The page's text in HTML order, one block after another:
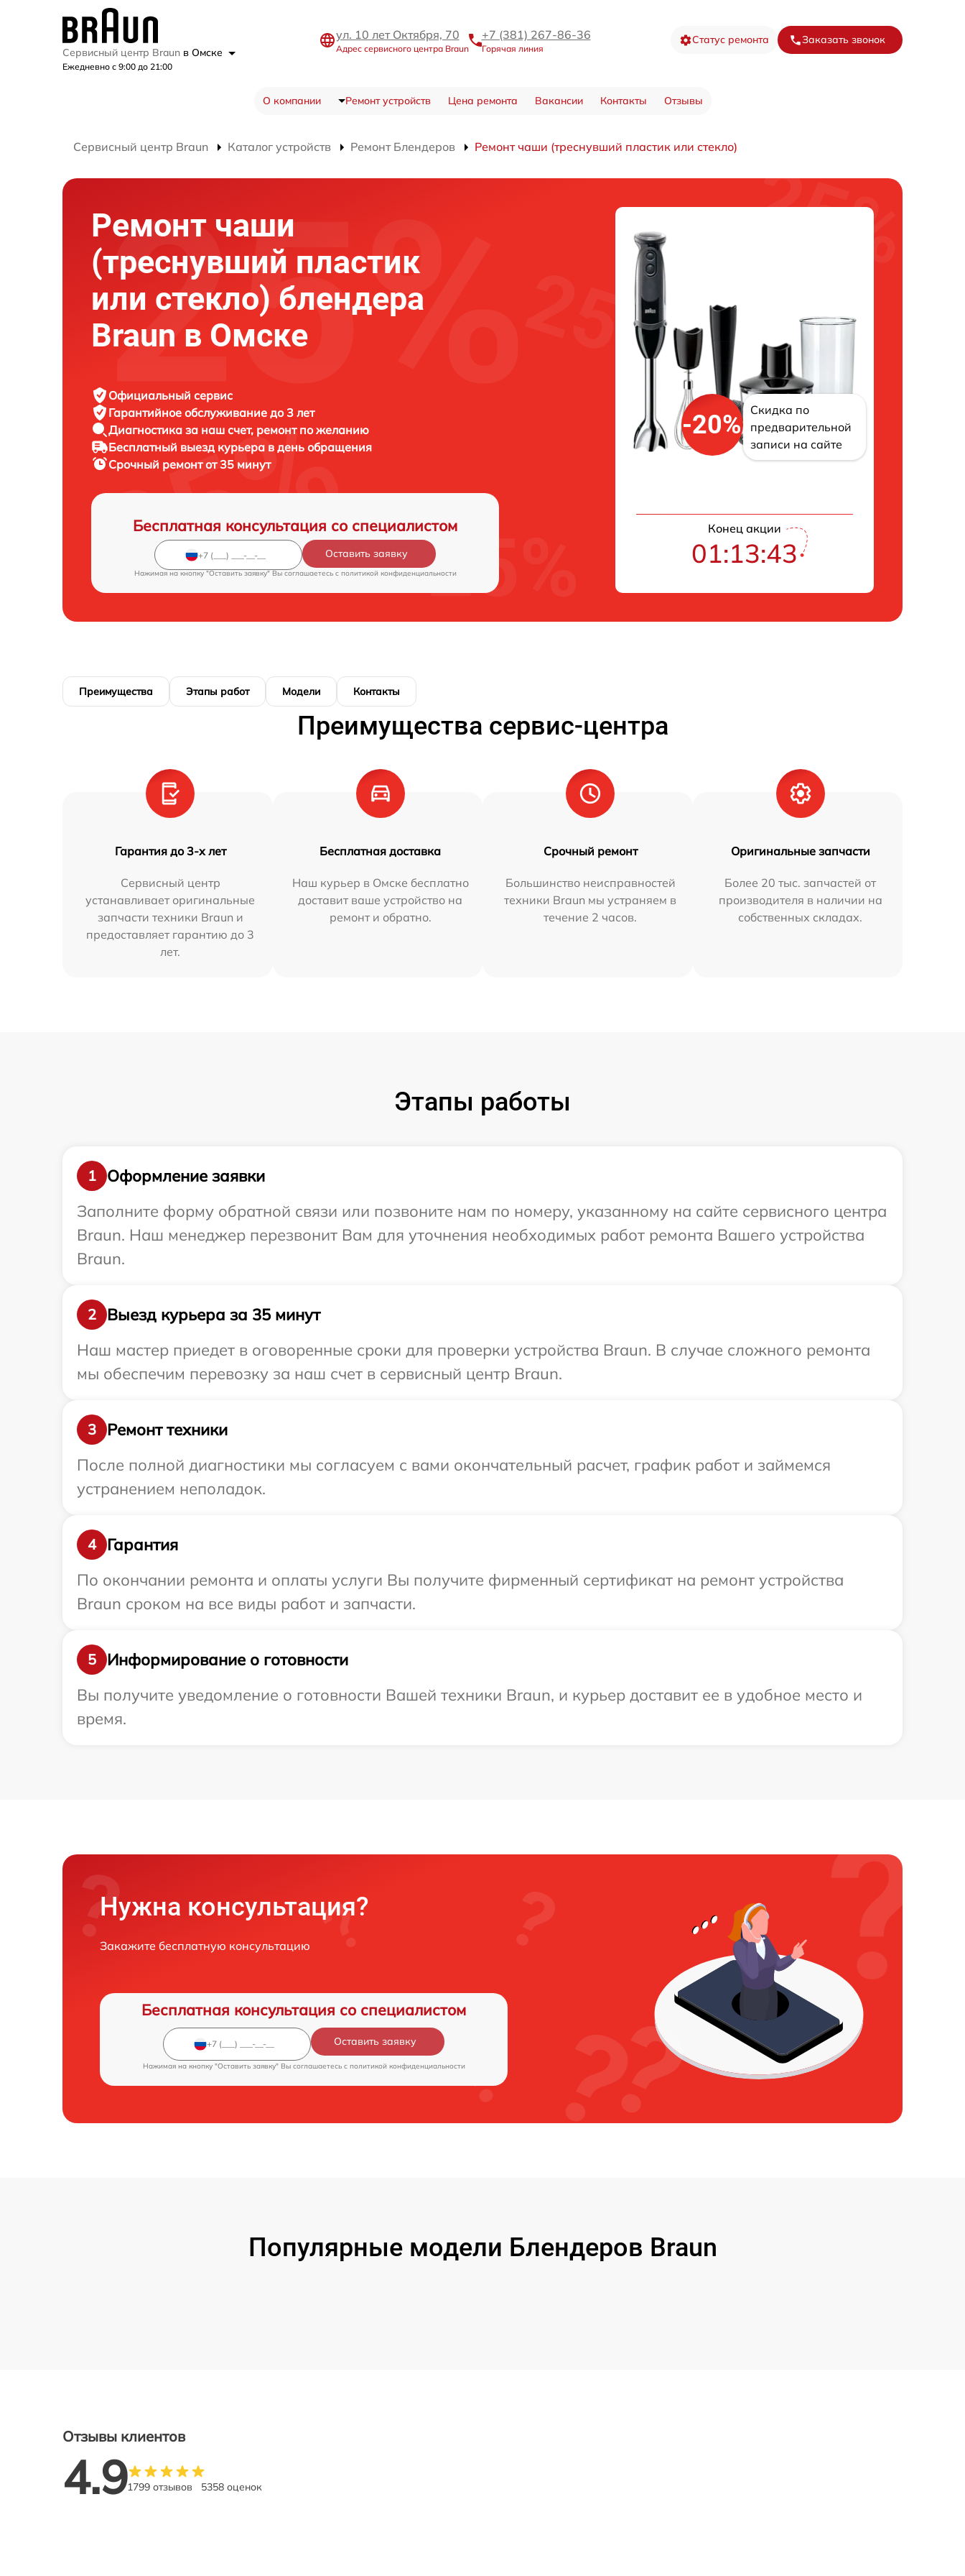
Сервисный центр Braun в Омске
Ежедневно с 9:00 до 21:00
ул. 10 лет Октября, 70
Адрес сервисного центра Braun
+7 (381) 267-86-36
Горячая линия
Статус ремонта Заказать звонок
О компании Ремонт устройств Цена ремонта Вакансии Контакты Отзывы
Сервисный центр Braun Каталог устройств Ремонт Блендеров Ремонт чаши (треснувший пластик или стекло)
Ремонт чаши
(треснувший пластик
или стекло) блендера
Braun в Омске
Официальный сервис
Гарантийное обслуживание до 3 лет
Диагностика за наш счет, ремонт по желанию
Бесплатный выезд курьера в день обращения
Срочный ремонтот 35 минут
Бесплатная консультация со специалистом
Оставить заявку
Нажимая на кнопку "Оставить заявку" Вы соглашаетесь c политикой конфиденциальности
-20%
Скидка по
предварительной
записи на сайте
Конец акции
01:13:42
Преимущества Этапы работ Модели Контакты
Преимущества сервис-центра
Гарантия до 3-х лет
Сервисный центр
устанавливает оригинальные
запчасти техники Braun и
предоставляет гарантию до 3
лет.
Бесплатная доставка
Наш курьер в Омске бесплатно
доставит ваше устройство на
ремонт и обратно.
Срочный ремонт
Большинство неисправностей
техники Braun мы устраняем в
течение 2 часов.
Оригинальные запчасти
Более 20 тыс. запчастей от
производителя в наличии на
собственных складах.
Этапы работы
1
Оформление заявки
Заполните форму обратной связи или позвоните нам по номеру, указанному на сайте сервисного центра
Braun. Наш менеджер перезвонит Вам для уточнения необходимых работ ремонта Вашего устройства
Braun.
2
Выезд курьера за 35 минут
Наш мастер приедет в оговоренные сроки для проверки устройства Braun. В случае сложного ремонта
мы обеспечим перевозку за наш счет в сервисный центр Braun.
3
Ремонт техники
После полной диагностики мы согласуем с вами окончательный расчет, график работ и займемся
устранением неполадок.
4
Гарантия
По окончании ремонта и оплаты услуги Вы получите фирменный сертификат на ремонт устройства
Braun сроком на все виды работ и запчасти.
5
Информирование о готовности
Вы получите уведомление о готовности Вашей техники Braun, и курьер доставит ее в удобное место и
время.
Нужна консультация?
Закажите бесплатную консультацию
Бесплатная консультация со специалистом
Оставить заявку
Нажимая на кнопку "Оставить заявку" Вы соглашаетесь c политикой конфиденциальности
Популярные модели Блендеров Braun
Отзывы клиентов
4.91799 отзывов 5358 оценок